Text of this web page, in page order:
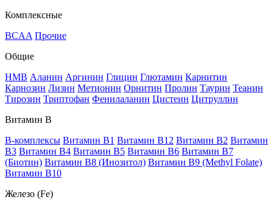
Комплексные
BCAA Прочие
Общие
HMB Аланин Аргинин Глицин Глютамин Карнитин
Карнозин Лизин Метионин Орнитин Пролин Таурин Теанин
Тирозин Триптофан Фенилаланин Цистеин Цитруллин
Витамин В
B-комплексы Витамин B1 Витамин B12 Витамин B2 Витамин
B3 Витамин B4 Витамин B5 Витамин B6 Витамин B7
(Биотин) Витамин B8 (Инозитол) Витамин B9 (Methyl Folate)
Витамин В10
Железо (Fe)